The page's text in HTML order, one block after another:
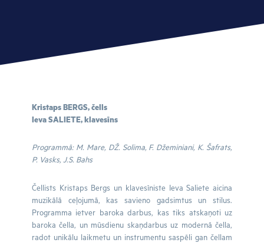
Kristaps BERGS, čells
Ieva SALIETE, klavesīns
Programmā: M. Mare, DŽ. Solima, F. Džeminiani, K. Šafrats,
P. Vasks, J.S. Bahs
Čellists Kristaps Bergs un klavesīniste Ieva Saliete aicina
muzikālā ceļojumā, kas savieno gadsimtus un stilus.
Programma ietver baroka darbus, kas tiks atskaņoti uz
baroka čella, un mūsdienu skaņdarbus uz modernā čella,
radot unikālu laikmetu un instrumentu saspēli gan čellam